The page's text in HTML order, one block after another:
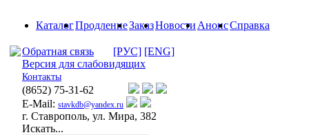
КаталогПродлениеЗаказНовости АнонсСправка
Обратная связь [РУС] [ENG]
Версия для слабовидящих
Контакты
(8652) 75-31-62
E-Mail: stavkdb@yandex.ru
г. Ставрополь, ул. Мира, 382
Искать...